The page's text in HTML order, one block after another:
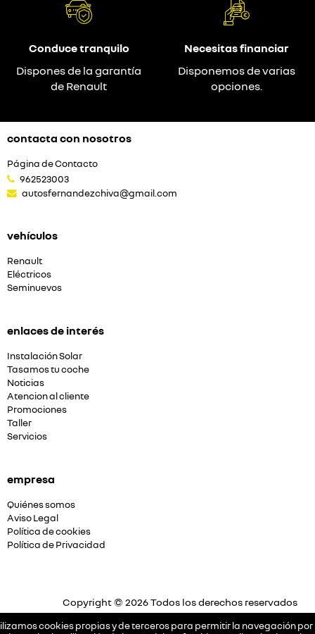
cookies propias y de terceros para permitir la navegación por
Conduce tranquilo
Dispones de la garantía
de Renault
Necesitas financiar
Disponemos de varias
opciones.
contacta con nosotros
Página de Contacto
962523003
autosfernandezchiva@gmail.com
vehículos
Renault
Eléctricos
Seminuevos
enlaces de interés
Instalación Solar
Tasamos tu coche
Noticias
Atencion al cliente
Promociones
Taller
Servicios
empresa
Quiénes somos
Aviso Legal
Política de cookies
Política de Privacidad
Copyright © 2026 Todos los derechos reservados
Plataforma Concesión byReleasemarketing S.L.